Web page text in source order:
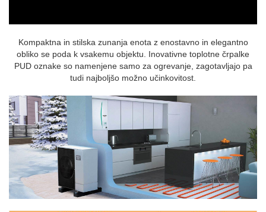
Kompaktna in stilska zunanja enota z enostavno in elegantno
obliko se poda k vsakemu objektu. Inovativne toplotne črpalke
PUD oznake so namenjene samo za ogrevanje, zagotavljajo pa
tudi najboljšo možno učinkovitost.